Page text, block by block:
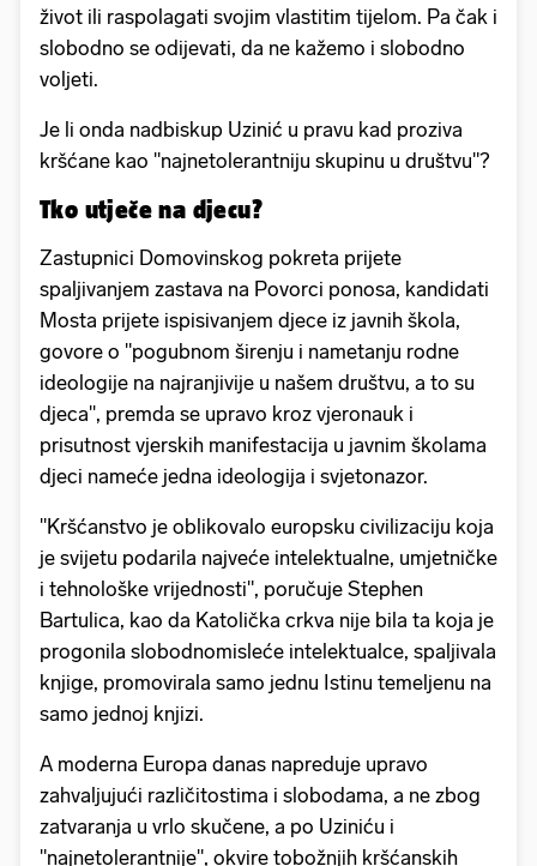
život ili raspolagati svojim vlastitim tijelom. Pa čak i
slobodno se odijevati, da ne kažemo i slobodno
voljeti.
Je li onda nadbiskup Uzinić u pravu kad proziva
kršćane kao "najnetolerantniju skupinu u društvu"?
Tko utječe na djecu?
Zastupnici Domovinskog pokreta prijete
spaljivanjem zastava na Povorci ponosa, kandidati
Mosta prijete ispisivanjem djece iz javnih škola,
govore o "pogubnom širenju i nametanju rodne
ideologije na najranjivije u našem društvu, a to su
djeca'', premda se upravo kroz vjeronauk i
prisutnost vjerskih manifestacija u javnim školama
djeci nameće jedna ideologija i svjetonazor.
"Kršćanstvo je oblikovalo europsku civilizaciju koja
je svijetu podarila najveće intelektualne, umjetničke
i tehnološke vrijednosti", poručuje Stephen
Bartulica, kao da Katolička crkva nije bila ta koja je
progonila slobodnomisleće intelektualce, spaljivala
knjige, promovirala samo jednu Istinu temeljenu na
samo jednoj knjizi.
A moderna Europa danas napreduje upravo
zahvaljujući različitostima i slobodama, a ne zbog
zatvaranja u vrlo skučene, a po Uziniću i
"najnetolerantnije", okvire tobožnjih kršćanskih